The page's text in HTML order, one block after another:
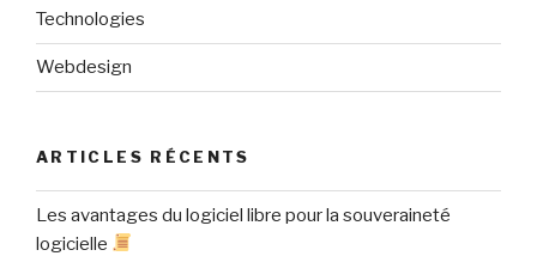
Technologies
Webdesign
ARTICLES RÉCENTS
Les avantages du logiciel libre pour la souveraineté
logicielle